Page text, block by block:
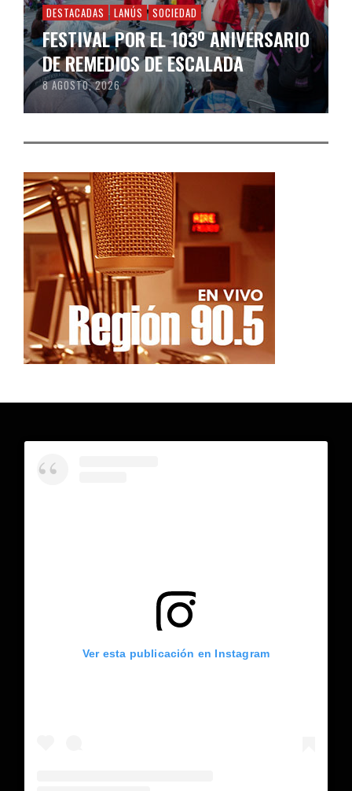
DESTACADAS LANÚS SOCIEDAD
FESTIVAL POR EL 103º ANIVERSARIO
DE REMEDIOS DE ESCALADA
8 AGOSTO, 2026
Ver esta publicación en Instagram